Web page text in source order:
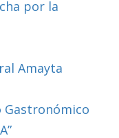
por la
Amayta
Gastronómico